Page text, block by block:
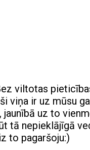
viltotas
viņa ir uz mūsu
uz to
tā nepieklājīgā
to pagaršoju:)